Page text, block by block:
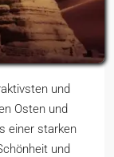
und
Osten und
einer starken
und